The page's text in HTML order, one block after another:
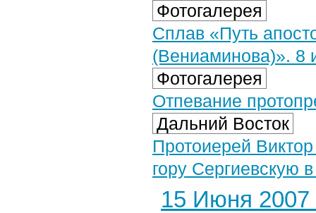
Фотогалерея
Сплав «Путь
(Вениаминова)». 8
Фотогалерея
Отпевание
Дальний Восток
Протоиерей
гору Сергиевскую
15 Июня 2007